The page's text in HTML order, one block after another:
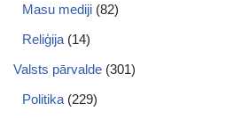
Masu mediji (82)
Reliģija (14)
Valsts pārvalde (301)
Politika (229)